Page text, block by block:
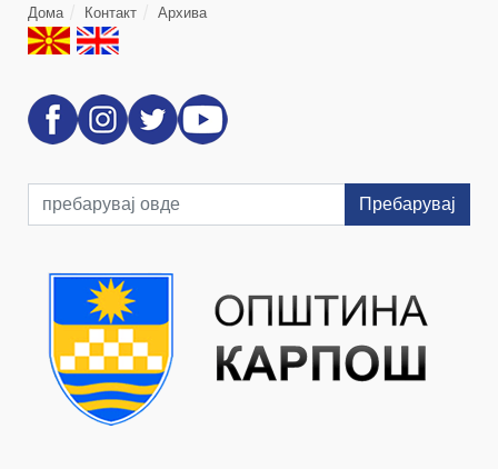
Дома Контакт Архива
Пребарувај